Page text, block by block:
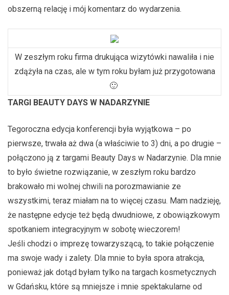
obszerną relację i mój komentarz do wydarzenia.
W zeszłym roku firma drukująca wizytówki nawaliła i nie
zdążyła na czas, ale w tym roku byłam już przygotowana
🙂
TARGI BEAUTY DAYS W NADARZYNIE
Tegoroczna edycja konferencji była wyjątkowa – po
pierwsze, trwała aż dwa (a właściwie to 3) dni, a po drugie –
połączono ją z targami Beauty Days w Nadarzynie. Dla mnie
to było świetne rozwiązanie, w zeszłym roku bardzo
brakowało mi wolnej chwili na porozmawianie ze
wszystkimi, teraz miałam na to więcej czasu. Mam nadzieję,
że następne edycje też będą dwudniowe, z obowiązkowym
spotkaniem integracyjnym w sobotę wieczorem!
Jeśli chodzi o imprezę towarzyszącą, to takie połączenie
ma swoje wady i zalety. Dla mnie to była spora atrakcja,
ponieważ jak dotąd byłam tylko na targach kosmetycznych
w Gdańsku, które są mniejsze i mnie spektakularne od